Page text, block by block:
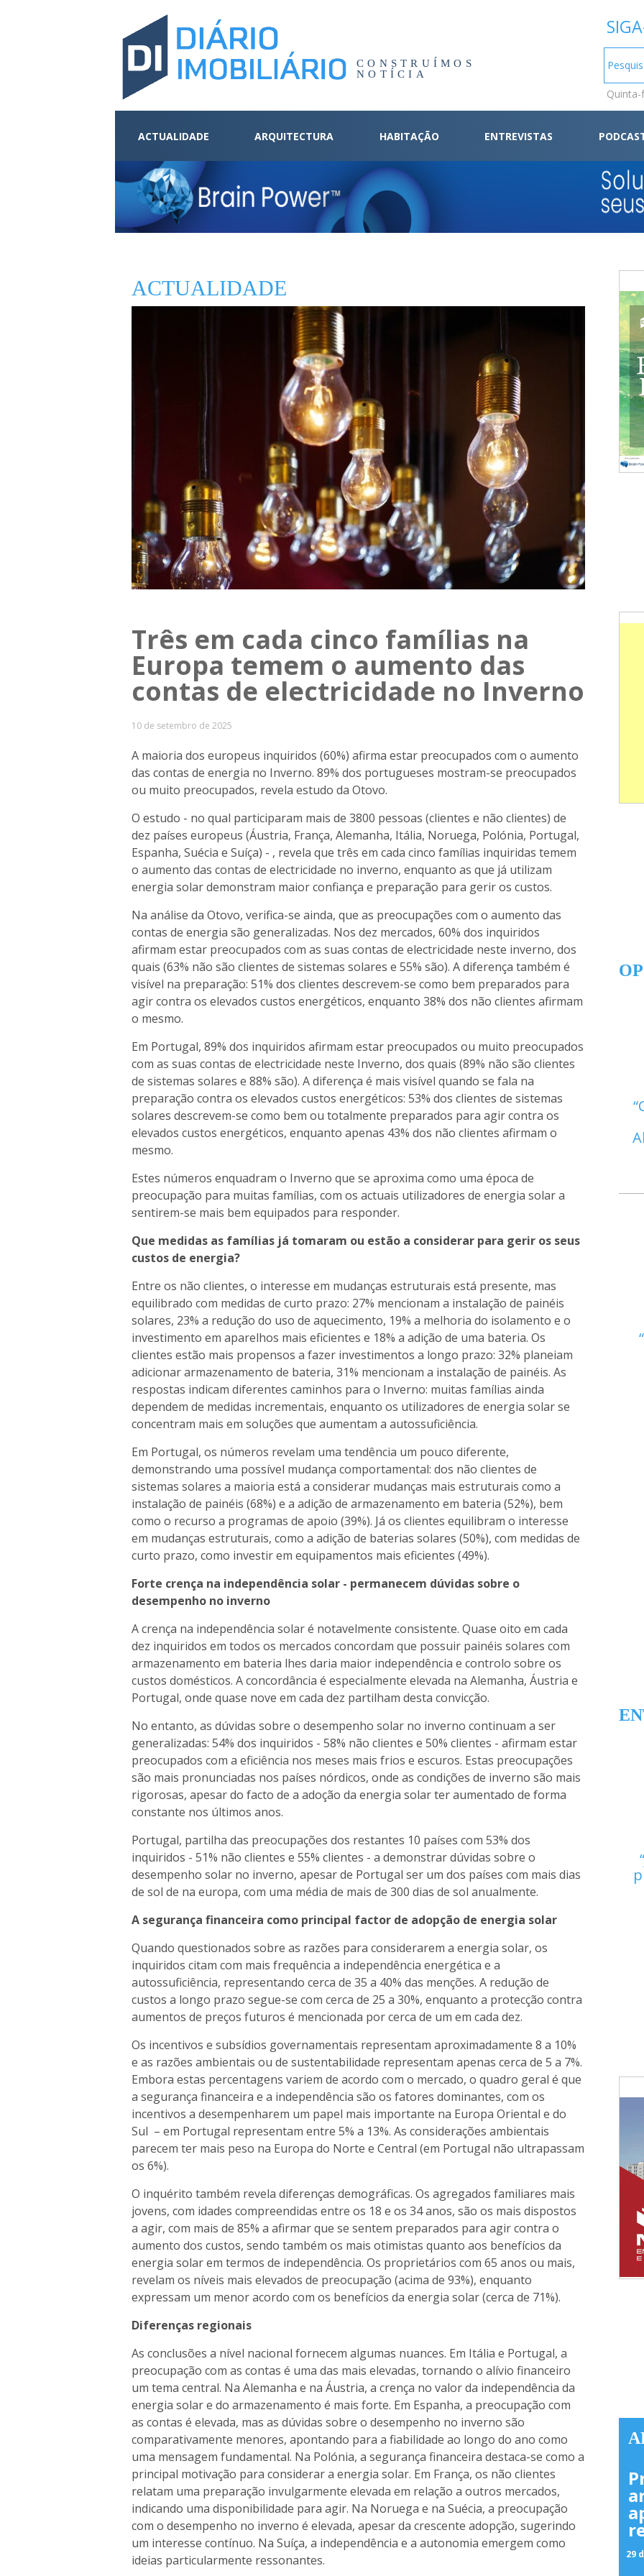
CONSTRUÍMOS
NOTÍCIA
ACTUALIDADE ARQUITECTURA HABITAÇÃO ENTREVISTAS
ACTUALIDADE
Três em cada cinco famílias na
Europa temem o aumento das
contas de electricidade no Inverno
10 de setembro de 2025
A maioria dos europeus inquiridos (60%) afirma estar preocupados com o aumento
das contas de energia no Inverno. 89% dos portugueses mostram-se preocupados
ou muito preocupados, revela estudo da Otovo.
O estudo - no qual participaram mais de 3800 pessoas (clientes e não clientes) de
dez países europeus (Áustria, França, Alemanha, Itália, Noruega, Polónia, Portugal,
Espanha, Suécia e Suíça) - , revela que três em cada cinco famílias inquiridas temem
o aumento das contas de electricidade no inverno, enquanto as que já utilizam
energia solar demonstram maior confiança e preparação para gerir os custos.
Na análise da Otovo, verifica-se ainda, que as preocupações com o aumento das
contas de energia são generalizadas. Nos dez mercados, 60% dos inquiridos
afirmam estar preocupados com as suas contas de electricidade neste inverno, dos
quais (63% não são clientes de sistemas solares e 55% são). A diferença também é
visível na preparação: 51% dos clientes descrevem-se como bem preparados para
agir contra os elevados custos energéticos, enquanto 38% dos não clientes afirmam
o mesmo.
Em Portugal, 89% dos inquiridos afirmam estar preocupados ou muito preocupados
com as suas contas de electricidade neste Inverno, dos quais (89% não são clientes
de sistemas solares e 88% são). A diferença é mais visível quando se fala na
preparação contra os elevados custos energéticos: 53% dos clientes de sistemas
solares descrevem-se como bem ou totalmente preparados para agir contra os
elevados custos energéticos, enquanto apenas 43% dos não clientes afirmam o
mesmo.
Estes números enquadram o Inverno que se aproxima como uma época de
preocupação para muitas famílias, com os actuais utilizadores de energia solar a
sentirem-se mais bem equipados para responder.
Que medidas as famílias já tomaram ou estão a considerar para gerir os seus
custos de energia?
Entre os não clientes, o interesse em mudanças estruturais está presente, mas
equilibrado com medidas de curto prazo: 27% mencionam a instalação de painéis
solares, 23% a redução do uso de aquecimento, 19% a melhoria do isolamento e o
investimento em aparelhos mais eficientes e 18% a adição de uma bateria. Os
clientes estão mais propensos a fazer investimentos a longo prazo: 32% planeiam
adicionar armazenamento de bateria, 31% mencionam a instalação de painéis. As
respostas indicam diferentes caminhos para o Inverno: muitas famílias ainda
dependem de medidas incrementais, enquanto os utilizadores de energia solar se
concentram mais em soluções que aumentam a autossuficiência.
Em Portugal, os números revelam uma tendência um pouco diferente,
demonstrando uma possível mudança comportamental: dos não clientes de
sistemas solares a maioria está a considerar mudanças mais estruturais como a
instalação de painéis (68%) e a adição de armazenamento em bateria (52%), bem
como o recurso a programas de apoio (39%). Já os clientes equilibram o interesse
em mudanças estruturais, como a adição de baterias solares (50%), com medidas de
curto prazo, como investir em equipamentos mais eficientes (49%).
Forte crença na independência solar - permanecem dúvidas sobre o
desempenho no inverno
A crença na independência solar é notavelmente consistente. Quase oito em cada
dez inquiridos em todos os mercados concordam que possuir painéis solares com
armazenamento em bateria lhes daria maior independência e controlo sobre os
custos domésticos. A concordância é especialmente elevada na Alemanha, Áustria e
Portugal, onde quase nove em cada dez partilham desta convicção.
No entanto, as dúvidas sobre o desempenho solar no inverno continuam a ser
generalizadas: 54% dos inquiridos - 58% não clientes e 50% clientes - afirmam estar
preocupados com a eficiência nos meses mais frios e escuros. Estas preocupações
são mais pronunciadas nos países nórdicos, onde as condições de inverno são mais
rigorosas, apesar do facto de a adoção da energia solar ter aumentado de forma
constante nos últimos anos.
Portugal, partilha das preocupações dos restantes 10 países com 53% dos
inquiridos - 51% não clientes e 55% clientes - a demonstrar dúvidas sobre o
desempenho solar no inverno, apesar de Portugal ser um dos países com mais dias
de sol de na europa, com uma média de mais de 300 dias de sol anualmente.
A segurança financeira como principal factor de adopção de energia solar
Quando questionados sobre as razões para considerarem a energia solar, os
inquiridos citam com mais frequência a independência energética e a
autossuficiência, representando cerca de 35 a 40% das menções. A redução de
custos a longo prazo segue-se com cerca de 25 a 30%, enquanto a protecção contra
aumentos de preços futuros é mencionada por cerca de um em cada dez.
Os incentivos e subsídios governamentais representam aproximadamente 8 a 10%
e as razões ambientais ou de sustentabilidade representam apenas cerca de 5 a 7%.
Embora estas percentagens variem de acordo com o mercado, o quadro geral é que
a segurança financeira e a independência são os fatores dominantes, com os
incentivos a desempenharem um papel mais importante na Europa Oriental e do
Sul – em Portugal representam entre 5% a 13%. As considerações ambientais
parecem ter mais peso na Europa do Norte e Central (em Portugal não ultrapassam
os 6%).
O inquérito também revela diferenças demográficas. Os agregados familiares mais
jovens, com idades compreendidas entre os 18 e os 34 anos, são os mais dispostos
a agir, com mais de 85% a afirmar que se sentem preparados para agir contra o
aumento dos custos, sendo também os mais otimistas quanto aos benefícios da
energia solar em termos de independência. Os proprietários com 65 anos ou mais,
revelam os níveis mais elevados de preocupação (acima de 93%), enquanto
expressam um menor acordo com os benefícios da energia solar (cerca de 71%).
Diferenças regionais
As conclusões a nível nacional fornecem algumas nuances. Em Itália e Portugal, a
preocupação com as contas é uma das mais elevadas, tornando o alívio financeiro
um tema central. Na Alemanha e na Áustria, a crença no valor da independência da
energia solar e do armazenamento é mais forte. Em Espanha, a preocupação com
as contas é elevada, mas as dúvidas sobre o desempenho no inverno são
comparativamente menores, apontando para a fiabilidade ao longo do ano como
uma mensagem fundamental. Na Polónia, a segurança financeira destaca-se como a
principal motivação para considerar a energia solar. Em França, os não clientes
relatam uma preparação invulgarmente elevada em relação a outros mercados,
indicando uma disponibilidade para agir. Na Noruega e na Suécia, a preocupação
com o desempenho no inverno é elevada, apesar da crescente adopção, sugerindo
um interesse contínuo. Na Suíça, a independência e a autonomia emergem como
ideias particularmente ressonantes.
29